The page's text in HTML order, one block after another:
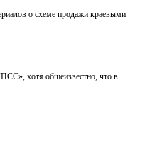
о схеме продажи краевыми
хотя общеизвестно, что в